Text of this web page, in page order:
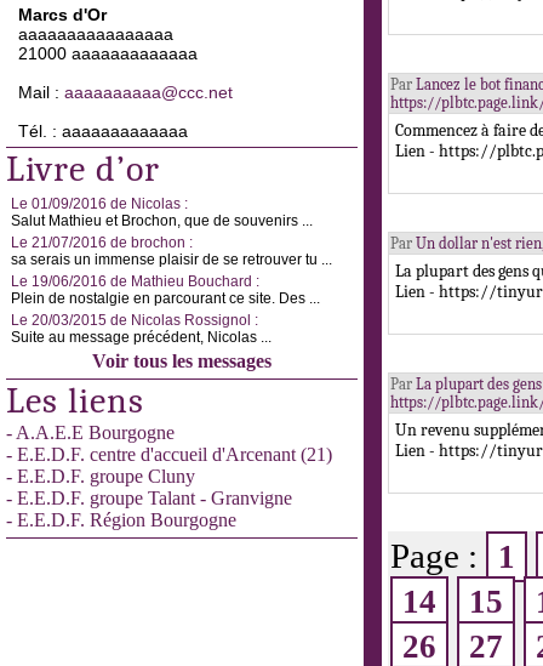
Marcs d'Or
aaaaaaaaaaaaaaaa
21000 aaaaaaaaaaaaa
Mail : aaaaaaaaaa@ccc.net
Tél. : aaaaaaaaaaaaa
Livre d’or
Le 01/09/2016 de Nicolas :
Salut Mathieu et Brochon, que de souvenirs ...
Le 21/07/2016 de brochon :
sa serais un immense plaisir de se retrouver tu ...
Le 19/06/2016 de Mathieu Bouchard :
Plein de nostalgie en parcourant ce site. Des ...
Le 20/03/2015 de Nicolas Rossignol :
Suite au message précédent, Nicolas ...
Voir tous les messages
Les liens
- A.A.E.E Bourgogne
- E.E.D.F. centre d'accueil d'Arcenant (21)
- E.E.D.F. groupe Cluny
- E.E.D.F. groupe Talant - Granvigne
- E.E.D.F. Région Bourgogne
Par Lancez le bot
https://
Commencez à faire
Lien - https://
Par Un dollar n'est
La plupart des gens
Lien - https://
Par La plupart des
https://
Un revenu
Lien - https://
Page :
1
14
15
26
27